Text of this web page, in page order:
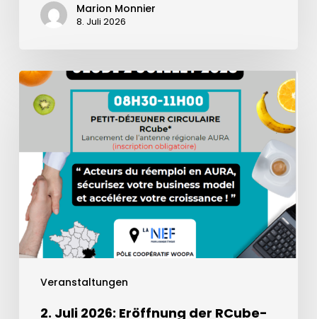
Marion Monnier
8. Juli 2026
Veranstaltungen
2. Juli 2026: Eröffnung der RCube-